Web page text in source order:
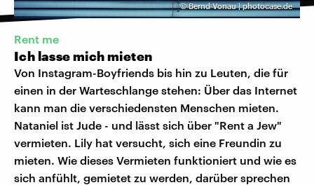
©Bernd Vonau | photocase.de
Rent me
Ich lasse mich mieten
Von Instagram-Boyfriends bis hin zu Leuten, die für
einen in der Warteschlange stehen: Über das Internet
kann man die verschiedensten Menschen mieten.
Nataniel ist Jude - und lässt sich über "Rent a Jew"
vermieten. Lily hat versucht, sich eine Freundin zu
mieten. Wie dieses Vermieten funktioniert und wie es
sich anfühlt, gemietet zu werden, darüber sprechen